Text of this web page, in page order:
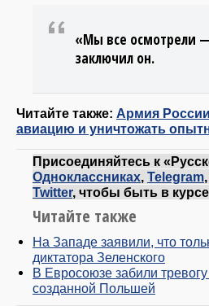
«Мы все осмотрели
заключил он.
Читайте также: Армия
авиацию и уничтожать
Присоединяйтесь к
Одноклассниках, Telegram,
Twitter, чтобы быть в
Читайте также
На Западе заявили, что
диктатора Зеленского
В Евросоюзе забили
созданной Польшей